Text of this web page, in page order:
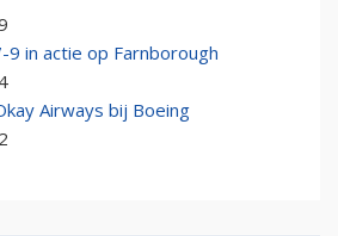
9 in actie op Farnborough
Airways bij Boeing